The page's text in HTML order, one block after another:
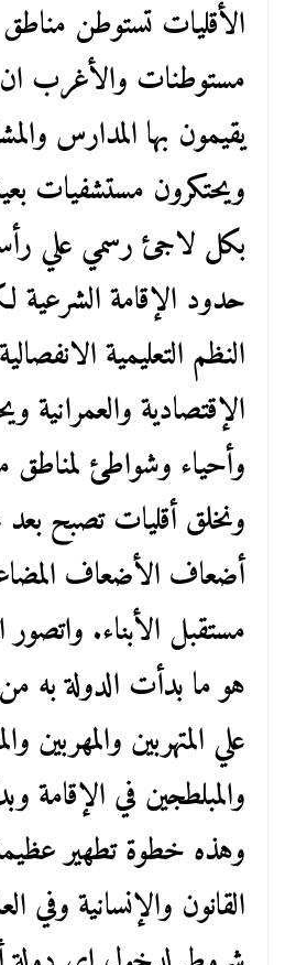
الأقليات تستوطن
مستوطنات والأغرب ان
يقيمون بها المدارس
ويحتكرون مستشفيات
بكل لاجئ رسمي علي
حدود الإقامة
النظم التعليمية
الإقتصادية والعمرانية
وأحياء وشواطئ لمناطق
ونخلق أقليات تصبح
أضعاف الأضعاف
مستقبل الأبناء.
هو ما بدأت الدولة به
علي المتهربين والمهربين
والمبلطجين في الإقامة
وهذه خطوة تطهير
القانون والإنسانية وفي